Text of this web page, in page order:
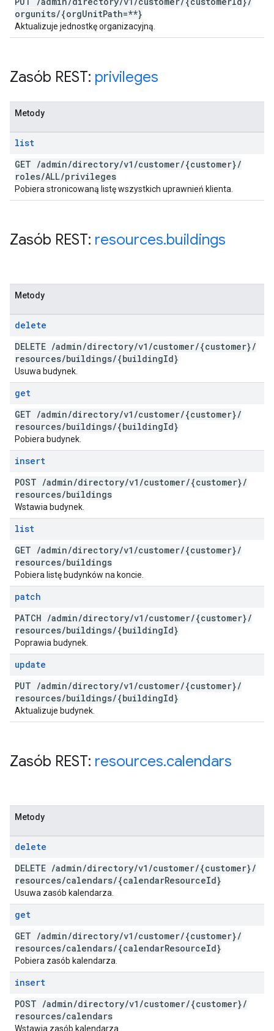
orgunits/{orgUnitPath=**}
Aktualizuje jednostkę organizacyjną.
Zasób REST: privileges
Metody
list
GET /admin/directory/v1 /customer/{customer}/
roles/ALL/privileges
Pobiera stronicowaną listę wszystkich uprawnień klienta.
Zasób REST: resources.buildings
Metody
delete
DELETE /admin/directory/v1 /customer/{customer}/
resources/buildings/{buildingId}
Usuwa budynek.
get
GET /admin/directory/v1 /customer/{customer}/
resources/buildings/{buildingId}
Pobiera budynek.
insert
POST /admin/directory/v1 /customer/{customer}/
resources/buildings
Wstawia budynek.
list
GET /admin/directory/v1 /customer/{customer}/
resources/buildings
Pobiera listę budynków na koncie.
patch
PATCH /admin/directory/v1 /customer/{customer}/
resources/buildings/{buildingId}
Poprawia budynek.
update
PUT /admin/directory/v1 /customer/{customer}/
resources/buildings/{buildingId}
Aktualizuje budynek.
Zasób REST: resources.calendars
Metody
delete
DELETE /admin/directory/v1 /customer/{customer}/
resources/calendars/{calendarResourceId}
Usuwa zasób kalendarza.
get
GET /admin/directory/v1 /customer/{customer}/
resources/calendars/{calendarResourceId}
Pobiera zasób kalendarza.
insert
POST /admin/directory/v1 /customer/{customer}/
resources/calendars
Wstawia zasób kalendarza.